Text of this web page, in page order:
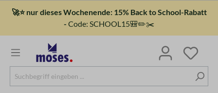
🚀⭐ nur dieses Wochenende: 15% Back to School-Rabatt
- Code: SCHOOL15🎒✏️✂️